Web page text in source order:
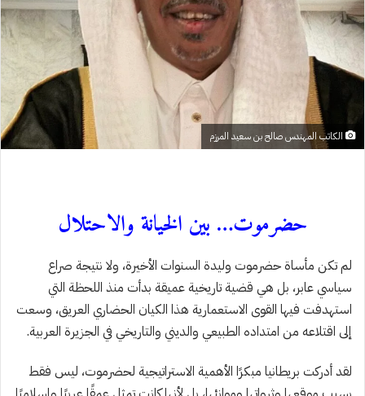
الكاتب المهندس صالح بن سعيد المرزم
حضرموت… بين الخيانة والاحتلال
لم تكن مأساة حضرموت وليدة السنوات الأخيرة، ولا نتيجة صراع
سياسي عابر، بل هي قضية تاريخية عميقة بدأت منذ اللحظة التي
استهدفت فيها القوى الاستعمارية هذا الكيان الحضاري العريق، وسعت
إلى اقتلاعه من امتداده الطبيعي والديني والتاريخي في الجزيرة العربية.
لقد أدركت بريطانيا مبكرًا الأهمية الاستراتيجية لحضرموت، ليس فقط